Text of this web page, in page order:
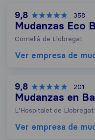
9,8 358
Mudanzas Eco
Cornellà de Llobregat
Ver empresa de
9,8 201
Mudanzas en
L'Hospitalet de Llobregat
Ver empresa de